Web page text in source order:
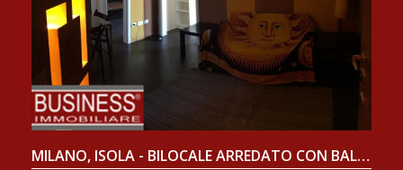
MILANO, ISOLA - BILOCALE ARREDATO CON BALCONE